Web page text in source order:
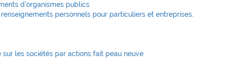
d'organismes publics
personnels pour particuliers et entreprises.
sur les sociétés par actions fait peau neuve